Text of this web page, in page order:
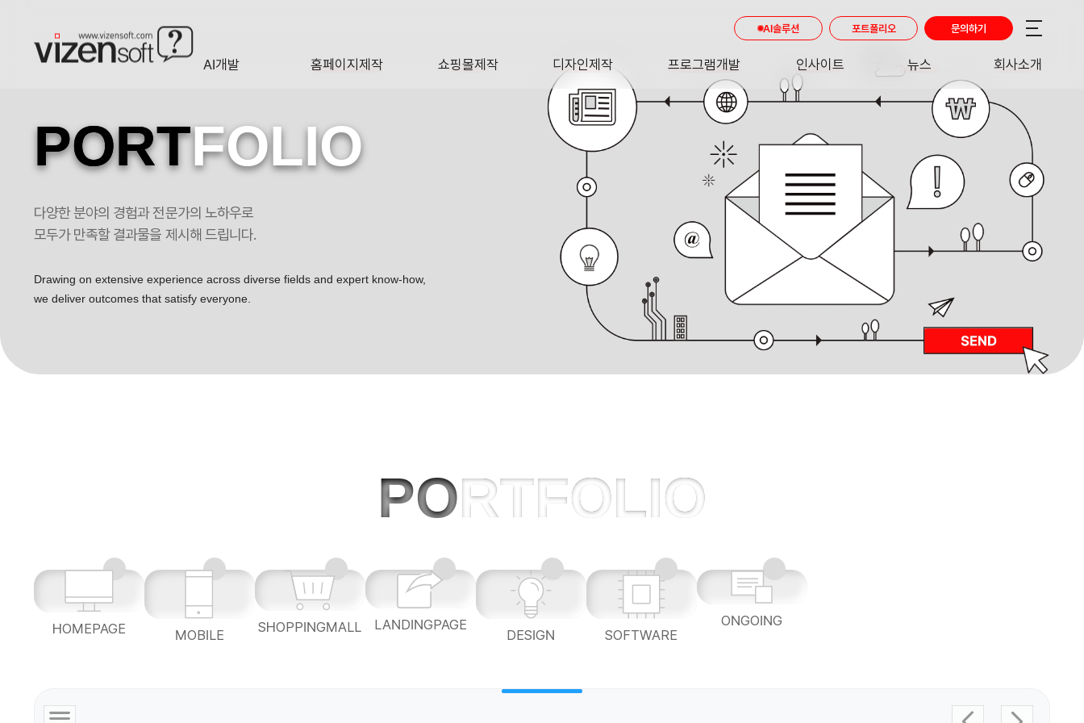
AI개발 홈페이지제작 쇼핑몰제작 디자인제작
DESIGN
프로그램개발
SOFTWARE
인사이트
INSIGHT
뉴스
NEWS
회사소개
AI솔루션 포트폴리오 문의하기
세이버그룹 하이브리드앱 포트폴리오
PORTFOLIO
다양한 분야의 경험과 전문가의 노하우로
모두가 만족할 결과물을 제시해 드립니다.
Drawing on extensive experience across diverse fields and expert know-how,
we deliver outcomes that satisfy everyone.
PORTFOLIO
HOMEPAGE MOBILE SHOPPINGMALL LANDINGPAGE
DESIGN SOFTWARE
ONGOING